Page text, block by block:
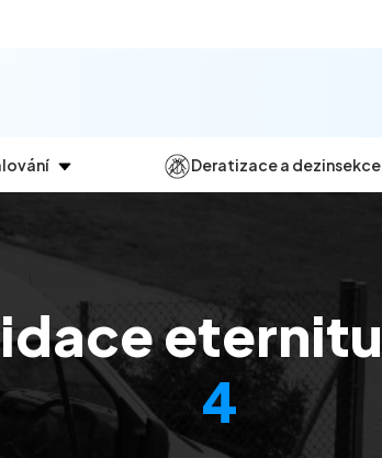
Malování kanceláří
Malování komerčních prostor
Deratizace a dezinsekce
Dezinsekce
eternitu
4